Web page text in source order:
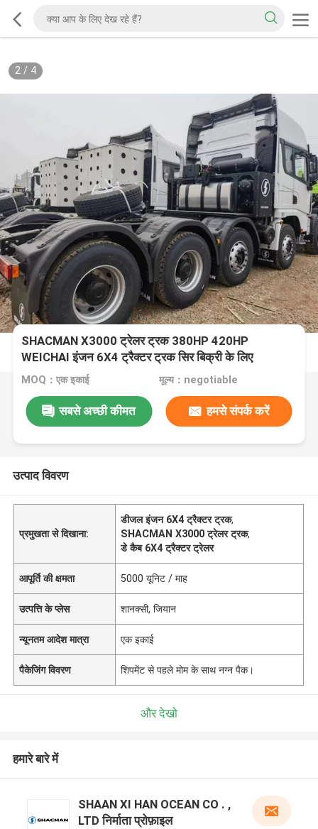
2/ 4
SHACMAN X3000 ट्रेलर ट्रक 380HP 420HP
WEICHAI इंजन 6X4 ट्रैक्टर ट्रक सिर बिक्री के लिए
MOQ：एक इकाई मूल्य：negotiable
सबसे अच्छी कीमत हमसे संपर्क करें
उत्पाद विवरण
प्रमुखता से दिखाना:
डीजल इंजन 6X4 ट्रैक्टर ट्रक,
SHACMAN X3000 ट्रेलर ट्रक,
डे कैब 6X4 ट्रैक्टर ट्रेलर
आपूर्ति की क्षमता 5000 यूनिट / माह
उत्पत्ति के प्लेस शानक्सी, जियान
न्यूनतम आदेश मात्रा एक इकाई
पैकेजिंग विवरण शिपमेंट से पहले मोम के साथ नग्न पैक।
और देखो
हमारे बारे में
SHAAN XI HAN OCEAN CO . ,
LTD निर्माता प्रोफ़ाइल